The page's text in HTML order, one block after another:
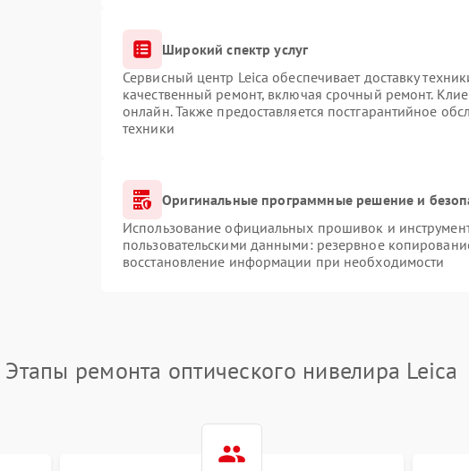
Широкий спектр услуг
Сервисный центр Leica обеспечивает доставку
качественный ремонт, включая срочный ремонт.
онлайн. Также предоставляется постгарантийное
техники
Оригинальные программные решение и
Использование официальных прошивок и
пользовательскими данными: резервное
восстановление информации при необходимости
Этапы ремонта оптического нивелира Leica